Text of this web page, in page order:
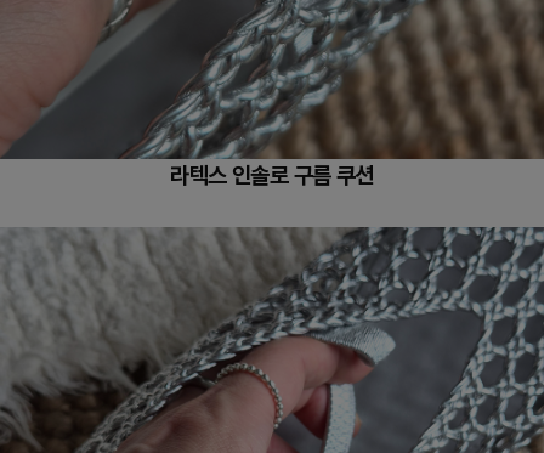
라텍스 인솔로 구름 쿠션